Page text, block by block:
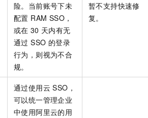
险。当前账号下未
配置 RAM SSO，
或在 30 天内有无
通过 SSO 的登录
行为，则视为不合
规。
暂不支持快速修
复。
通过使用云 SSO，
可以统一管理企业
中使用阿里云的用